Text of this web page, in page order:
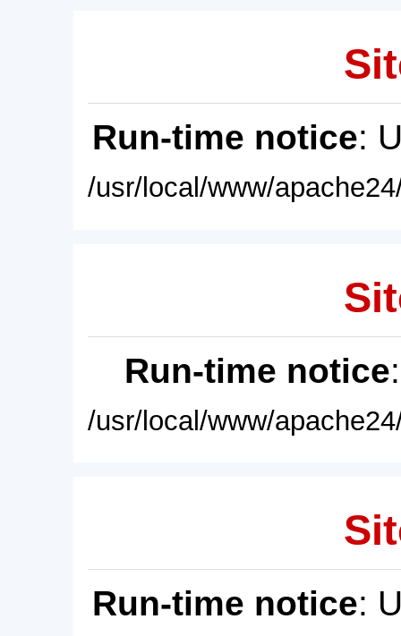
Run-time notice:
/usr/local/www/
Run-time notice
/usr/local/www/
Run-time notice: